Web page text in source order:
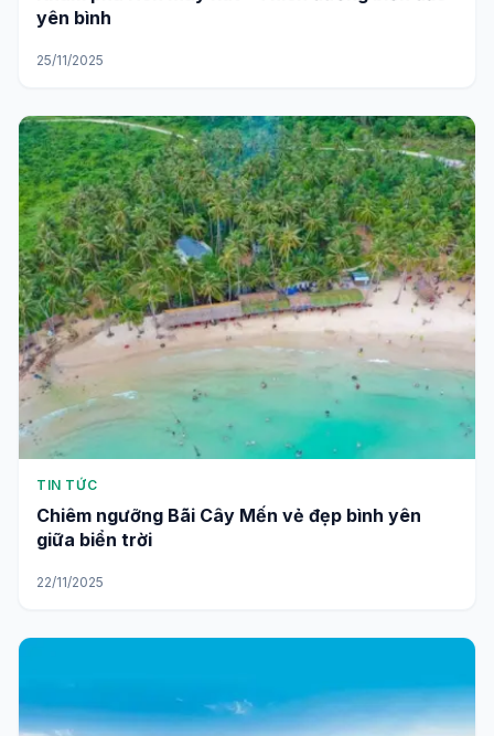
yên bình
25/11/2025
TIN TỨC
Chiêm ngưỡng Bãi Cây Mến vẻ đẹp bình yên
giữa biển trời
22/11/2025